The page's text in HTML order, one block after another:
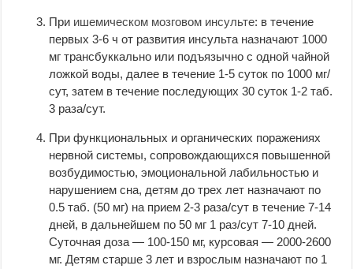
При ишемическом мозговом инсульте: в течение
первых 3-6 ч от развития инсульта назначают 1000
мг трансбуккально или подъязычно с одной чайной
ложкой воды, далее в течение 1-5 суток по 1000 мг/
сут, затем в течение последующих 30 суток 1-2 таб.
3 раза/сут.
При функциональных и органических поражениях
нервной системы, сопровождающихся повышенной
возбудимостью, эмоциональной лабильностью и
нарушением сна, детям до трех лет назначают по
0.5 таб. (50 мг) на прием 2-3 раза/сут в течение 7-14
дней, в дальнейшем по 50 мг 1 раз/сут 7-10 дней.
Суточная доза — 100-150 мг, курсовая — 2000-2600
мг. Детям старше 3 лет и взрослым назначают по 1